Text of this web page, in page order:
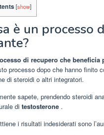
[show]
è un processo
di recupero che beneficia
processo dopo che hanno finito
di steroidi o altri integratori.
sapete, prendendo steroidi
di testosterone .
i risultati indesiderati sono